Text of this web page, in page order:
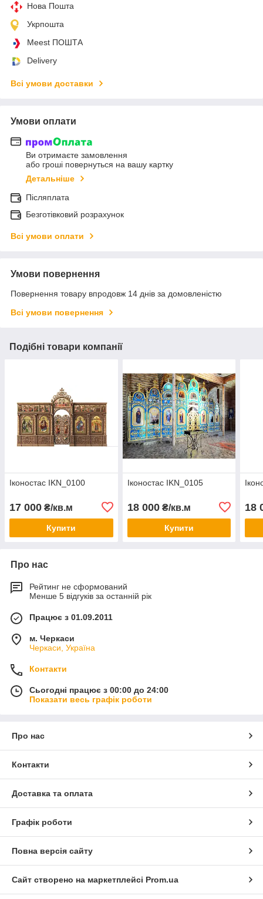
Нова Пошта
Укрпошта
Meest ПОШТА
Delivery
Всі умови доставки
Умови оплати
Ви отримаєте замовлення
або гроші повернуться на вашу картку
Детальніше
Післяплата
Безготівковий розрахунок
Всі умови оплати
Умови повернення
Повернення товару впродовж 14 днів за домовленістю
Всі умови повернення
Подібні товари компанії
Іконостас IKN_0100
17 000 ₴/кв.м
Купити
Іконостас IKN_0105
18 000₴/кв.м
Купити
18
Про нас
Рейтинг не сформований
Менше 5 відгуків за останній рік
Працює з 01.09.2011
м. Черкаси
Черкаси, Україна
Контакти
Сьогодні працює з 00:00 до 24:00
Показати весь графік роботи
Про нас
Контакти
Доставка та оплата
Графік роботи
Повна версія сайту
Сайт створено на маркетплейсі Prom.ua